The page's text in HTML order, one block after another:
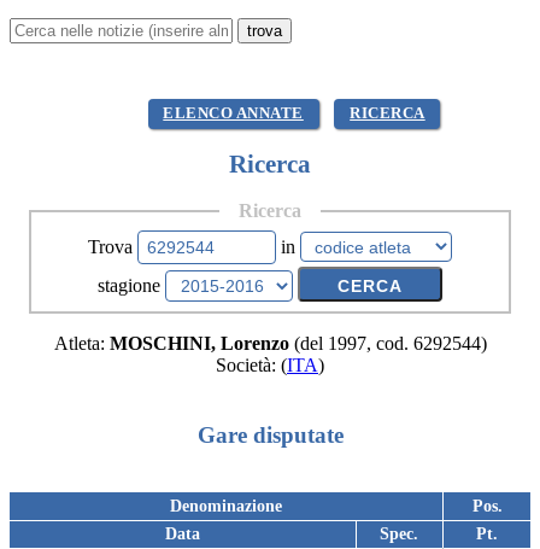
ELENCO ANNATE RICERCA
Ricerca
Ricerca
Trova
in
stagione
Atleta: MOSCHINI, Lorenzo(del 1997, cod. 6292544)
Società: (ITA)
Gare disputate
Data
Denominazione
Spec.
Pos.
Pt.